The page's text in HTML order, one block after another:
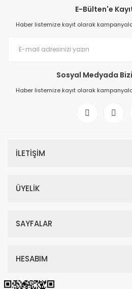
E-Bülten'e
Haber listemize kayıt olarak
Sosyal Medyada
Haber listemize kayıt olarak
İLETİŞİM
ÜYELİK
SAYFALAR
HESABIM